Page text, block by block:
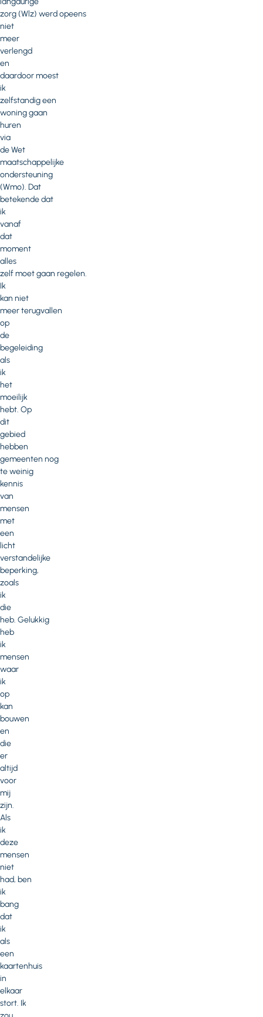
zorg (Wlz) werd opeens
niet
meer
verlengd
en
daardoor moest
ik
zelfstandig een
woning gaan
huren
via
de Wet
maatschappelijke
ondersteuning
(Wmo). Dat
betekende dat
ik
vanaf
dat
moment
alles
zelf moet gaan regelen.
Ik
kan niet
meer terugvallen
op
de
begeleiding
als
ik
het
moeilijk
hebt. Op
dit
gebied
hebben
gemeenten nog
te weinig
kennis
van
mensen
met
een
licht
verstandelijke
beperking,
zoals
ik
die
heb. Gelukkig
heb
ik
mensen
waar
ik
op
kan
bouwen
en
die
er
altijd
voor
mij
zijn.
Als
ik
deze
mensen
niet
had, ben
ik
bang
dat
ik
als
een
kaartenhuis
in
elkaar
stort. Ik